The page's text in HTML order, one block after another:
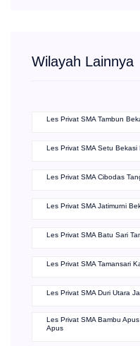
Wilayah Lainnya
Les Privat SMA Tambun
Les Privat SMA Setu
Les Privat SMA Cibodas
Les Privat SMA Jatimurni
Les Privat SMA Batu Sari
Les Privat SMA Tamansari
Les Privat SMA Duri Utara
Les Privat SMA Bambu
Apus